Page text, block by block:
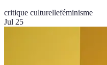
critique culturelleféminisme
Jul 25